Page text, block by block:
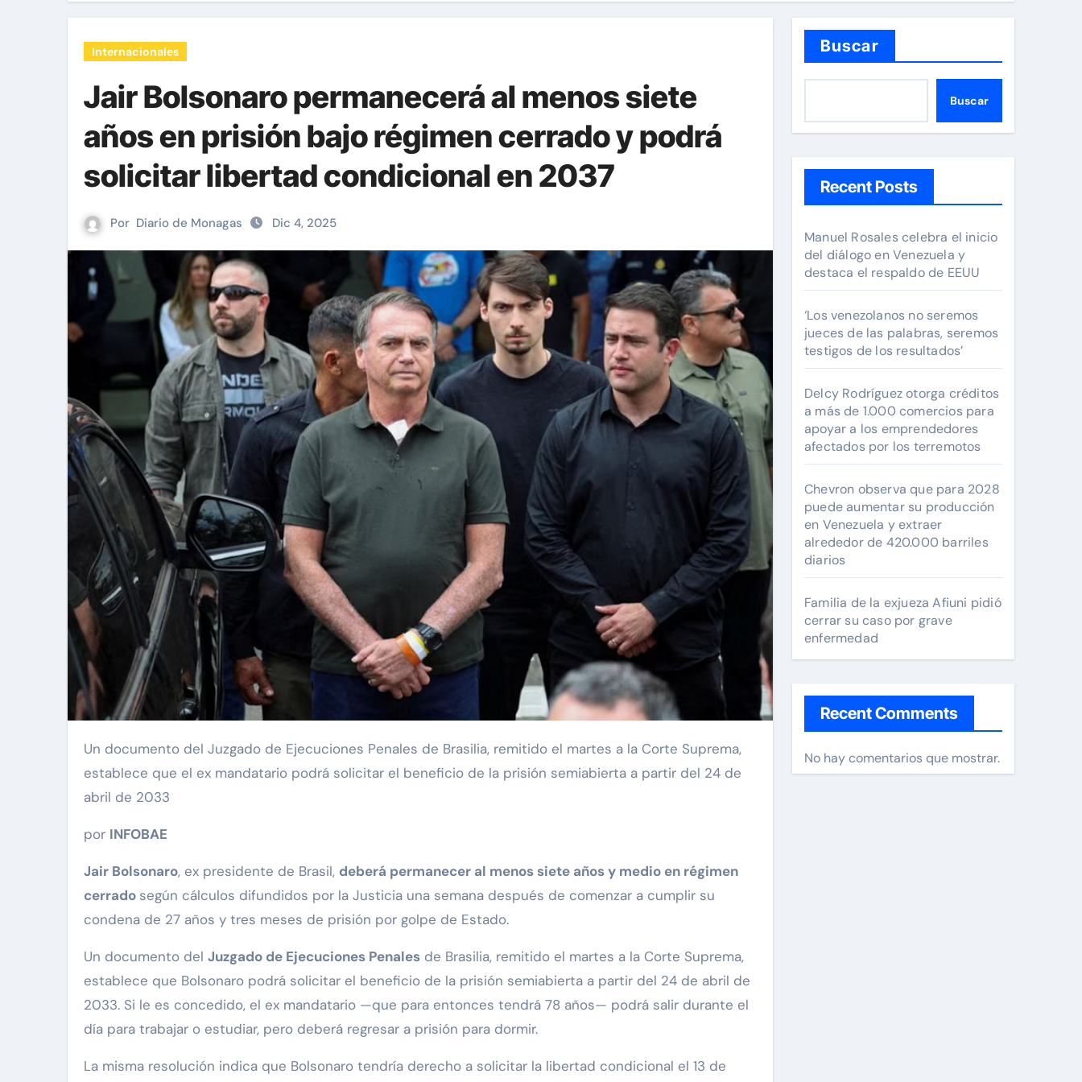
Internacionales
Jair Bolsonaro permanecerá al menos siete
años en prisión bajo régimen cerrado y podrá
solicitar libertad condicional en 2037
Por Diario de Monagas Dic 4, 2025
Un documento del Juzgado de Ejecuciones Penales de Brasilia, remitido el martes a la Corte Suprema,
establece que el ex mandatario podrá solicitar el beneficio de la prisión semiabierta a partir del 24 de
abril de 2033
por INFOBAE
Jair Bolsonaro, ex presidente de Brasil, deberá permanecer al menos siete años y medio en régimen
cerrado según cálculos difundidos por la Justicia una semana después de comenzar a cumplir su
condena de 27 años y tres meses de prisión por golpe de Estado.
Un documento del Juzgado de Ejecuciones Penales de Brasilia, remitido el martes a la Corte Suprema,
establece que Bolsonaro podrá solicitar el beneficio de la prisión semiabierta a partir del 24 de abril de
2033. Si le es concedido, el ex mandatario —que para entonces tendrá 78 años— podrá salir durante el
día para trabajar o estudiar, pero deberá regresar a prisión para dormir.
La misma resolución indica que Bolsonaro tendría derecho a solicitar la libertad condicional el 13 de
Buscar
Buscar
Recent Posts
Manuel Rosales celebra el inicio
del diálogo en Venezuela y
destaca el respaldo de EEUU
‘Los venezolanos no seremos
jueces de las palabras, seremos
testigos de los resultados’
Delcy Rodríguez otorga créditos
a más de 1.000 comercios para
apoyar a los emprendedores
afectados por los terremotos
Chevron observa que para 2028
puede aumentar su producción
en Venezuela y extraer
alrededor de 420.000 barriles
diarios
Familia de la exjueza Afiuni pidió
cerrar su caso por grave
enfermedad
Recent Comments
No hay comentarios que mostrar.